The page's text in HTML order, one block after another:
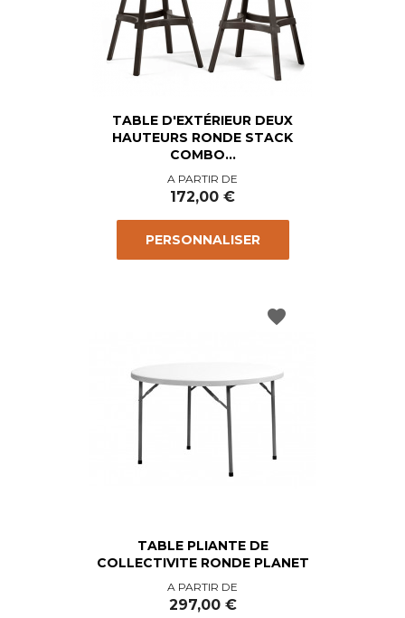
TABLE D'EXTÉRIEUR DEUX
HAUTEURS RONDE STACK
COMBO...
Prix
A PARTIR DE
172,00 €
PERSONNALISER
TABLE PLIANTE DE
COLLECTIVITE RONDE PLANET
Prix
A PARTIR DE
297,00 €
favorite